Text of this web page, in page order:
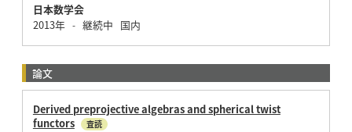
日本数学会
2013年 - 継続中 国内
論文
Derived preprojective algebras and spherical twist
functors
査読